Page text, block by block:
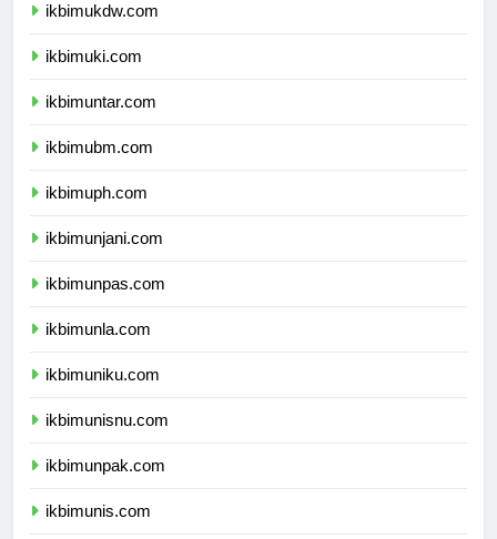
ikbimukdw.com
ikbimuki.com
ikbimuntar.com
ikbimubm.com
ikbimuph.com
ikbimunjani.com
ikbimunpas.com
ikbimunla.com
ikbimuniku.com
ikbimunisnu.com
ikbimunpak.com
ikbimunis.com